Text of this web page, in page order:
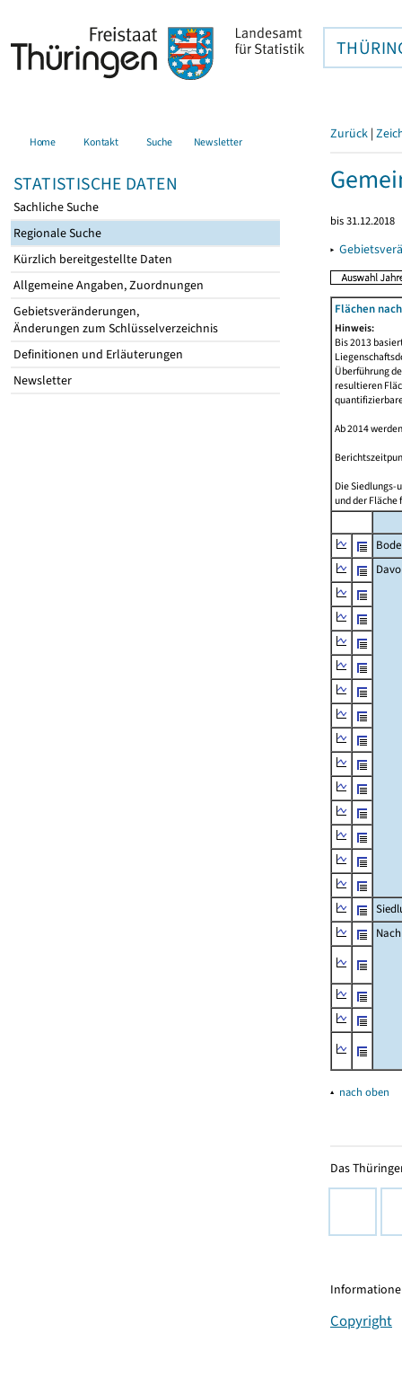
Home Kontakt Suche Newsletter
STATISTISCHE DATEN
Sachliche Suche
Regionale Suche
Kürzlich bereitgestellte Daten
Allgemeine Angaben, Zuordnungen
Gebietsveränderungen,
Änderungen zum Schlüsselverzeichnis
Definitionen und Erläuterungen
Newsletter
Zurück |
bis 31.12.2018
▸
Flächen
Hinweis:
Bis 2013
Überführung
resultieren
Ab 2014
Die Siedlungs-
und der Fläche
▴ nach oben
Das
Copyright